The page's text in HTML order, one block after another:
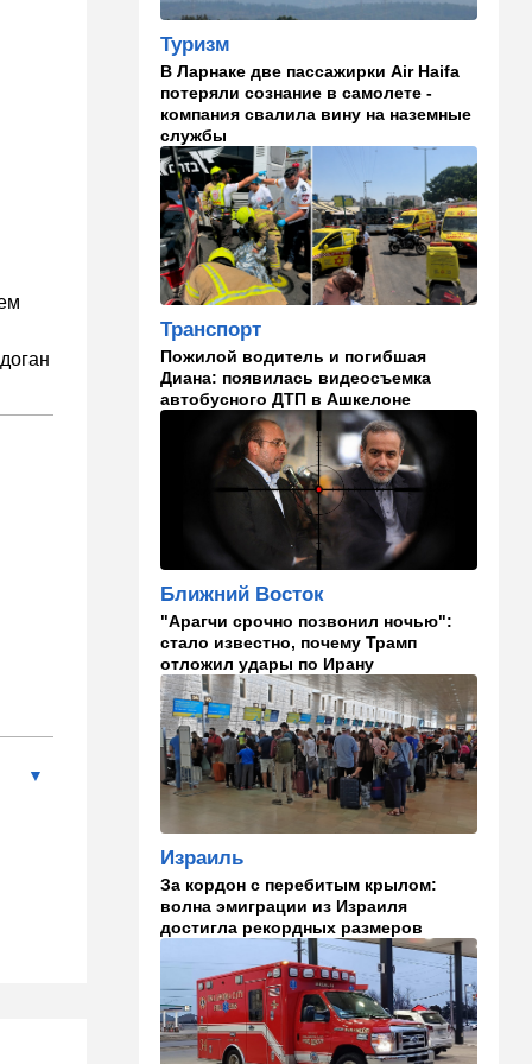
Трампу с отчаянной
07:20 Ближний Восток
Американская блокада
парализовала экспорт
иранской нефти
06:45 Здоровье
Всего 15 минут сна могут
изменить здоровье:
результаты нового
исследования
02:30 Израиль
Погода в Израиле на
неделю: жаркие деньки
Ближний Восток
Треугольник будет выпит:
"исламский НАТО" угрожает
расширением и
международной изоляцией
Израиля
23:58 Мнения
Каждое утро бреющийся
иудей рискует нарушить
заповедь…
23:36 В мире
Филиппины: израильтянин
подрался с "суперменом"-
антисемитом из-за Гитлера,
оба в полиции. ВИДЕО
23:03 Ближний Восток
Попутал берега Ормузского
пролива: Иран ужесточает
требования
21:40 Мнения
Совет мира начинает
военное развертывание в
Газе
Туризм
В Ларнаке две пассажирки Air Haifa
потеряли сознание в самолете -
компания свалила вину на наземные
службы
Транспорт
Пожилой водитель и погибшая
Диана: появилась видеосъемка
автобусного ДТП в Ашкелоне
Ближний Восток
"Арагчи срочно позвонил ночью":
стало известно, почему Трамп
отложил удары по Ирану
Израиль
За кордон с перебитым крылом:
волна эмиграции из Израиля
достигла рекордных размеров